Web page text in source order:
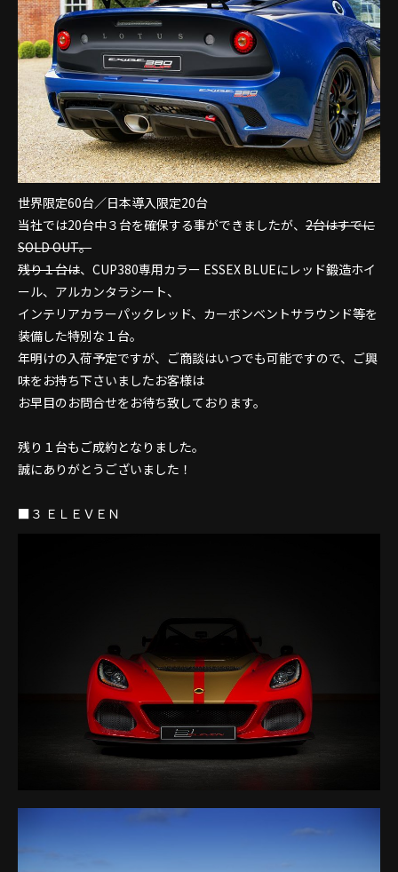
世界限定60台／日本導入限定20台
当社では20台中３台を確保する事ができましたが、 2台はすでに
SOLD OUT。
残り１台は、CUP380専用カラー ESSEX BLUEにレッド鍛造ホイ
ール、アルカンタラシート、
インテリアカラーパックレッド、カーボンベントサラウンド等を
装備した特別な１台。
年明けの入荷予定ですが、ご商談はいつでも可能ですので、ご興
味をお持ち下さいましたお客様は
お早目のお問合せをお待ち致しております。
残り１台もご成約となりました。
誠にありがとうございました！
■３ ＥＬＥＶＥＮ